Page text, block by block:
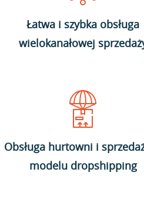
Łatwa i szybka obsługa
wielokanałowej
Obsługa hurtowni i
modelu dropshipping